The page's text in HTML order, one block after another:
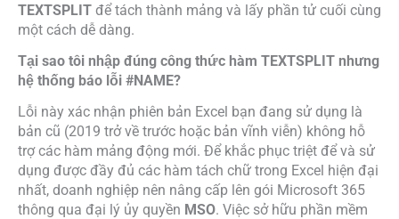
TEXTSPLIT để tách thành mảng và lấy phần tử cuối cùng
một cách dễ dàng.
Tại sao tôi nhập đúng công thức hàm TEXTSPLIT nhưng
hệ thống báo lỗi #NAME?
Lỗi này xác nhận phiên bản Excel bạn đang sử dụng là
bản cũ (2019 trở về trước hoặc bản vĩnh viễn) không hỗ
trợ các hàm mảng động mới. Để khắc phục triệt để và sử
dụng được đầy đủ các hàm tách chữ trong Excel hiện đại
nhất, doanh nghiệp nên nâng cấp lên gói Microsoft 365
thông qua đại lý ủy quyền MSO. Việc sở hữu phần mềm